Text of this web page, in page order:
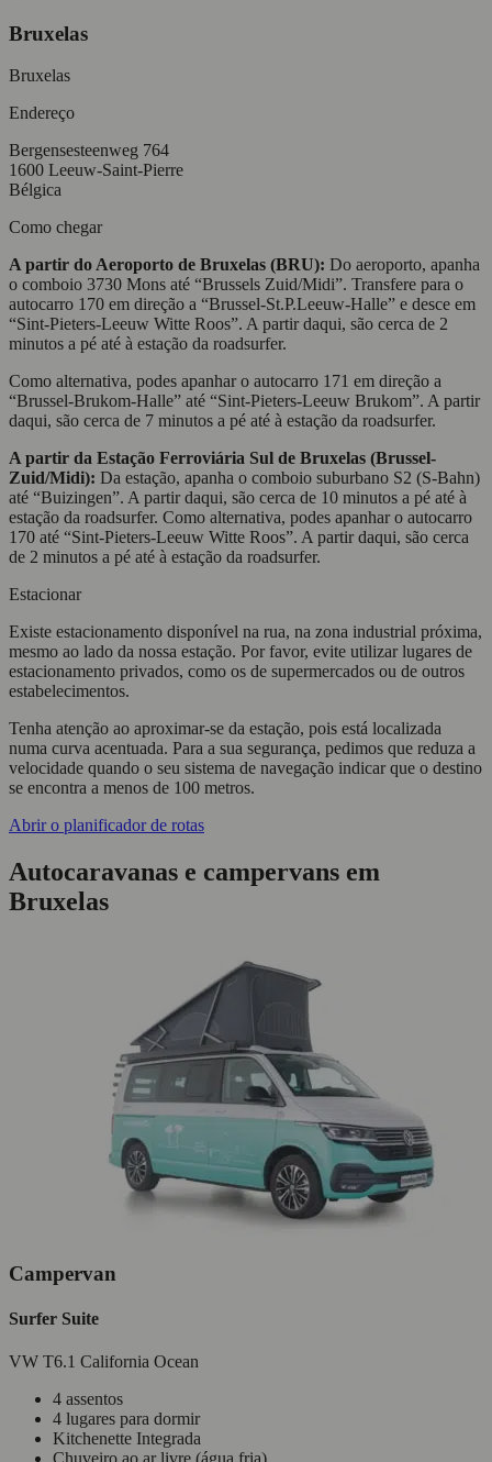
Bruxelas
Bruxelas
Endereço
Bergensesteenweg 764
1600 Leeuw-Saint-Pierre
Bélgica
Como chegar
A partir do Aeroporto de Bruxelas (BRU): Do aeroporto, apanha
o comboio 3730 Mons até “Brussels Zuid/Midi”. Transfere para o
autocarro 170 em direção a “Brussel-St.P.Leeuw-Halle” e desce em
“Sint-Pieters-Leeuw Witte Roos”. A partir daqui, são cerca de 2
minutos a pé até à estação da roadsurfer.
Como alternativa, podes apanhar o autocarro 171 em direção a
“Brussel-Brukom-Halle” até “Sint-Pieters-Leeuw Brukom”. A partir
daqui, são cerca de 7 minutos a pé até à estação da roadsurfer.
A partir da Estação Ferroviária Sul de Bruxelas (Brussel-
Zuid/Midi): Da estação, apanha o comboio suburbano S2 (S-Bahn)
até “Buizingen”. A partir daqui, são cerca de 10 minutos a pé até à
estação da roadsurfer. Como alternativa, podes apanhar o autocarro
170 até “Sint-Pieters-Leeuw Witte Roos”. A partir daqui, são cerca
de 2 minutos a pé até à estação da roadsurfer.
Estacionar
Existe estacionamento disponível na rua, na zona industrial próxima,
mesmo ao lado da nossa estação. Por favor, evite utilizar lugares de
estacionamento privados, como os de supermercados ou de outros
estabelecimentos.
Tenha atenção ao aproximar-se da estação, pois está localizada
numa curva acentuada. Para a sua segurança, pedimos que reduza a
velocidade quando o seu sistema de navegação indicar que o destino
se encontra a menos de 100 metros.
Abrir o planificador de rotas
Autocaravanas e campervans em
Bruxelas
Campervan
Surfer Suite
VW T6.1 California Ocean
4 assentos
4 lugares para dormir
Kitchenette Integrada